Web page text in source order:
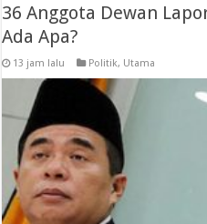
36 Anggota Dewan
Ada Apa?
13 jam lalu Politik, Utama